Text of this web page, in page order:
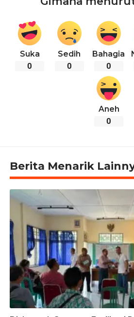
Suka
0
Sedih
0
Bahagia
0
Aneh
0
Berita Menarik